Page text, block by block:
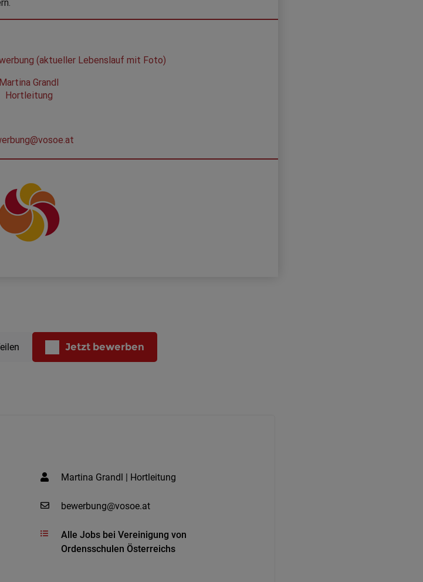
Jetzt bewerben
Martina Grandl | Hortleitung
bewerbung@vosoe.at
Alle Jobs bei Vereinigung von
Ordensschulen Österreichs